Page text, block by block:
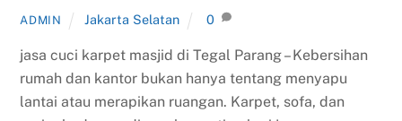
ADMIN Jakarta Selatan 0
jasa cuci karpet masjid di Tegal Parang – Kebersihan
rumah dan kantor bukan hanya tentang menyapu
lantai atau merapikan ruangan. Karpet, sofa, dan